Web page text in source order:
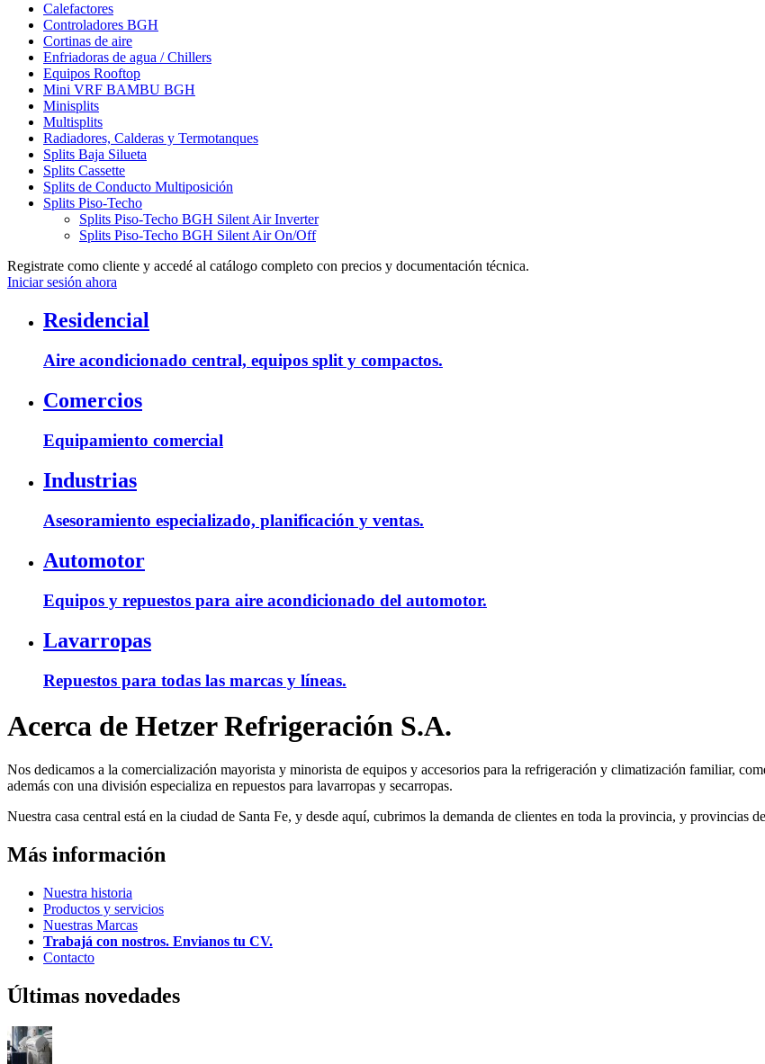
Calefactores
Controladores BGH
Cortinas de aire
Enfriadoras de agua / Chillers
Equipos Rooftop
Mini VRF BAMBU BGH
Minisplits
Multisplits
Radiadores, Calderas y Termotanques
Splits Baja Silueta
Splits Cassette
Splits de Conducto Multiposición
Splits Piso-Techo
Splits Piso-Techo BGH Silent Air Inverter
Splits Piso-Techo BGH Silent Air On/Off
Registrate como cliente y accedé al catálogo completo con precios y documentación técnica.
Iniciar sesión ahora
Residencial
Aire acondicionado central, equipos split y compactos.
Comercios
Equipamiento comercial
Industrias
Asesoramiento especializado, planificación y ventas.
Automotor
Equipos y repuestos para aire acondicionado del automotor.
Lavarropas
Repuestos para todas las marcas y líneas.
Acerca de Hetzer Refrigeración S.A.
Nos dedicamos a la comercialización mayorista y minorista de equipos y accesorios para la refrigeración y climatización familiar,
además con una división especializa en repuestos para lavarropas y secarropas.
Nuestra casa central está en la ciudad de Santa Fe, y desde aquí, cubrimos la demanda de clientes en toda la provincia, y provincias
Más información
Nuestra historia
Productos y servicios
Nuestras Marcas
Trabajá con nostros. Envianos tu CV.
Contacto
Últimas novedades